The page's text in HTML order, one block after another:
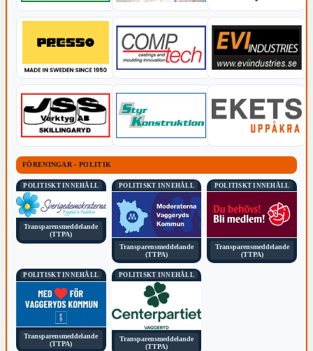
FÖRENINGAR - POLITIK
POLITISKT INNEHÅLL
Transparensmeddelande
(TTPA)
POLITISKT INNEHÅLL
Transparensmeddelande
(TTPA)
POLITISKT INNEHÅLL
Transparensmeddelande
(TTPA)
POLITISKT INNEHÅLL
Transparensmeddelande
(TTPA)
POLITISKT INNEHÅLL
Transparensmeddelande
(TTPA)